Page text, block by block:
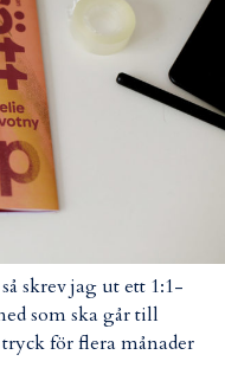
skrev jag ut ett 1:1-
som ska går till
för flera månader